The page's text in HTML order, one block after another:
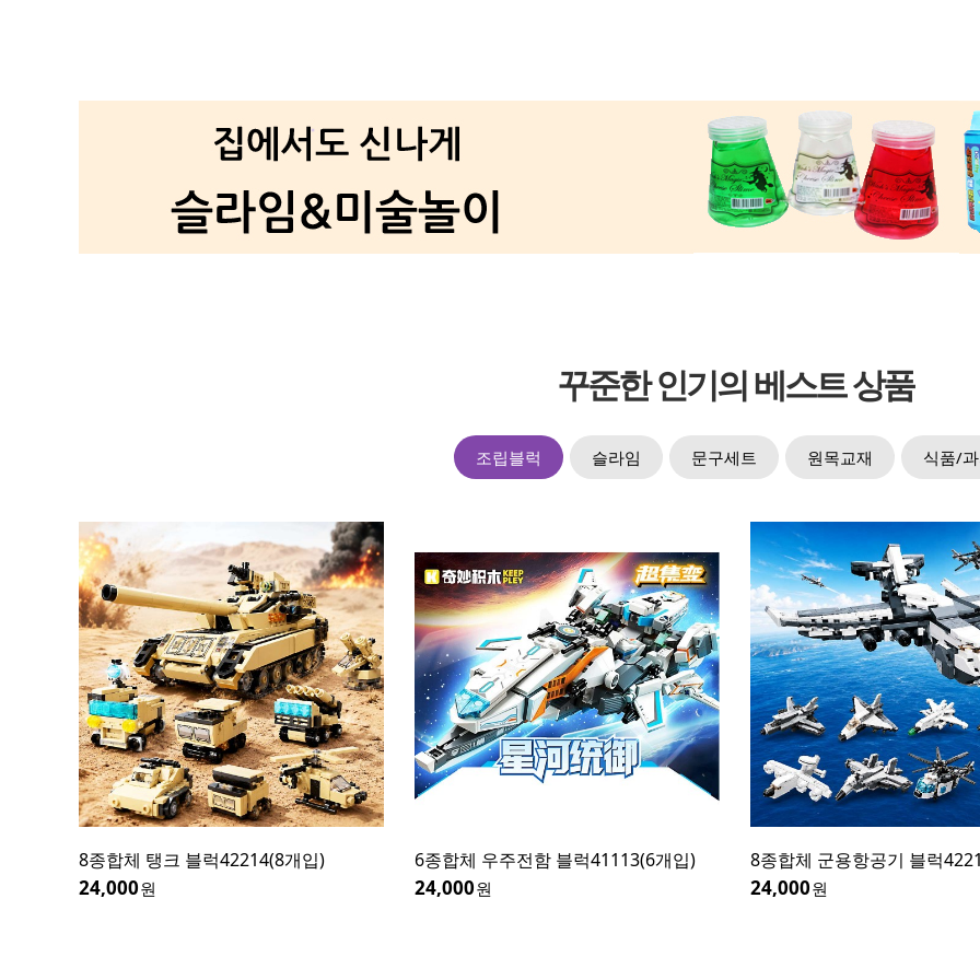
꾸준한 인기의 베스트 상품
8종합체 탱크 블럭42214(8개입)
24,000원
6종합체 우주전함 블럭41113(6개입)
24,000원
8종합체 군용항공기 블럭
24,000원
조립블럭 슬라임 문구세트 원목교재 식품/